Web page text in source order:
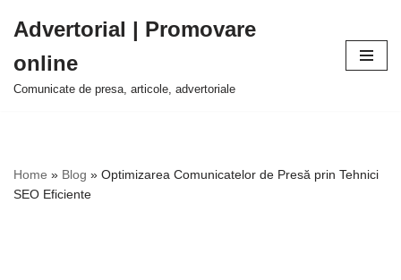
la
conținut
Advertorial | Promovare
online
Comunicate de presa, articole, advertoriale
Home » Blog » Optimizarea Comunicatelor de Presă prin Tehnici
SEO Eficiente